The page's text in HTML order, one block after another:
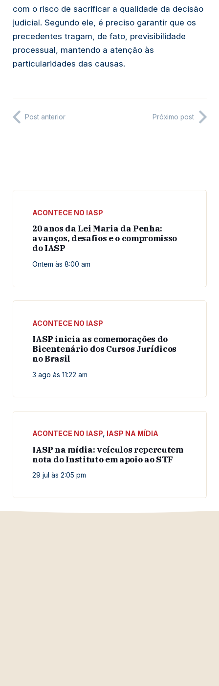
com o risco de sacrificar a qualidade da decisão
judicial. Segundo ele, é preciso garantir que os
precedentes tragam, de fato, previsibilidade
processual, mantendo a atenção às
particularidades das causas.
Post anterior Próximo post
ACONTECE NO IASP
20 anos da Lei Maria da Penha:
avanços, desafios e o compromisso
do IASP
Ontem às 8:00 am
ACONTECE NO IASP
IASP inicia as comemorações do
Bicentenário dos Cursos Jurídicos
no Brasil
3 ago às 11:22 am
ACONTECE NO IASP IASP NA MÍDIA
IASP na mídia: veículos repercutem
nota do Instituto em apoio ao STF
29 jul às 2:05 pm